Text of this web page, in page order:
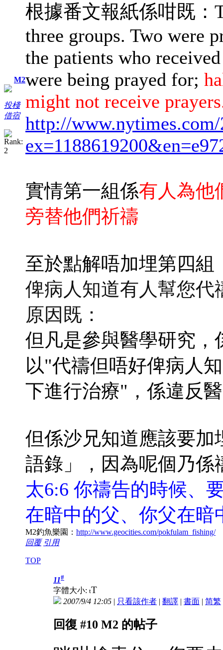
M2
投棧
借宿
根據番文報紙係咁既：
three groups. Two were
the patients who
were being prayed for;
might not receive
http://
實情第一組係有人為他
旁替他們祈禱
至於點解唔加埋第四組
俾病人知道有人幫您
原因既：
但凡是參與醫學研究，
以"代禱但唔好俾病人
下進行治療"，係違反
但係沙兄知道應該要加
語錄」，因為呢個乃係
太6:6 你禱告的時候、
在暗中的父、你父在暗
M2釣魚樂園： http://www.geocities.com/pokfulam_fishing/
回覆 引用
TOP
11#
字體大小: tT
2007/9/4 12:05 | 只看該作者 | 翻譯 | 書面 | 简繁
回復 #10 M2 的帖子